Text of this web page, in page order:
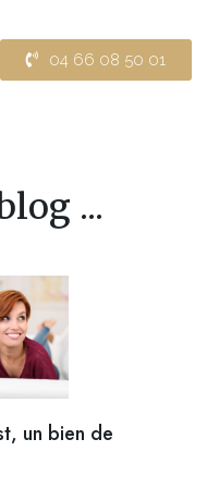
04 66 08 50 01
...
un bien de